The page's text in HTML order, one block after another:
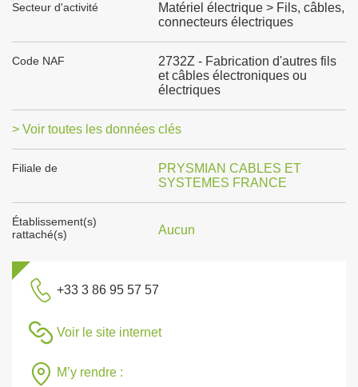
Secteur d'activité
Matériel électrique > Fils, câbles,
connecteurs électriques
Code NAF
2732Z - Fabrication d'autres fils
et câbles électroniques ou
électriques
> Voir toutes les données clés
Filiale de
PRYSMIAN CABLES ET
SYSTEMES FRANCE
Établissement(s)
rattaché(s)
Aucun
+33 3 86 95 57 57
Voir le site internet
M’y rendre :